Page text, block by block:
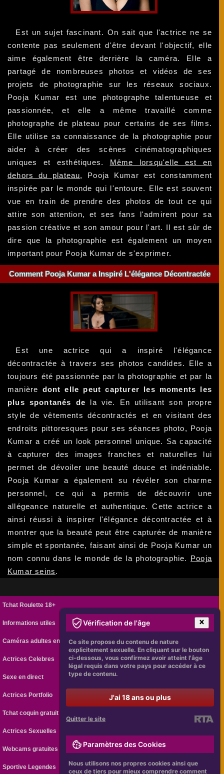
Est un sujet fascinant. On sait que l'actrice ne se
contente pas seulement d'être devant l'objectif, elle
aime également être derrière la caméra. Elle a
partagé de nombreuses photos et vidéos de ses
projets de photographie sur les réseaux sociaux.
Pooja Kumar est une photographe talentueuse et
passionnée, et elle a même travaillé comme
photographe de plateau pour certains de ses films.
Elle utilise sa connaissance de la photographie pour
aider à créer des scènes cinématographiques
uniques et esthétiques. Même lorsqu'elle est en
dehors du plateau, Pooja Kumar est constamment
inspirée par le monde qui l'entoure. Elle est souvent
vue en train de prendre des photos de tout ce qui
attire son attention, et ses fans l'admirent pour sa
passion créative et son amour pour l'art. Il est sûr de
dire que la photographie est également un moyen
important pour Pooja Kumar de s'exprimer.
Comment Pooja Kumar a Inspiré L'élégance Décontractée
Est une actrice qui a inspiré l'élégance
décontractée à travers ses photos candides. Elle a
toujours été passionnée par la photographie et par la
manière dont elle peut capturer les moments les
plus spontanés de la vie. En utilisant son propre
style de vêtements décontractés et en visitant des
endroits pittoresques pour ses séances photo, Pooja
Kumar a créé un look personnel unique. Sa capacité
à capturer des images franches et naturelles lui
permet de dévoiler une beauté douce et indéniable.
Pooja Kumar a également su révéler son charme
personnel, ce qui a permis de découvrir une
allégeance naturelle et authentique. Cette actrice a
ainsi réussi à inspirer l'élégance décontractée et à
montrer que la beauté peut être capturée de manière
simple et spontanée, faisant ainsi de Pooja Kumar un
nom connu dans le monde de la photographie. Pooja
Kumar seins.
Tchat Roulette 18+
Informations utiles
Caméras adultes en ligne
Actrices Celebres
Sexe en direct
Actrices Portfolio
Tchat coquin gratuit
Actrices Sexuelles
Webcams gratuites
Sportive Legendes
Vérification de l'âge
Ce site propose du contenu de nature
explicitement sexuelle. En cliquant sur le bouton
ci-dessous, vous confirmez avoir atteint l'âge
légal requis dans votre pays pour accéder à ce
type de contenu.
J'ai 18 ans ou plus
Quitter le site
Paramètres des Cookies
Nous utilisons nos propres cookies ainsi que
ceux de tiers pour mieux comprendre comment